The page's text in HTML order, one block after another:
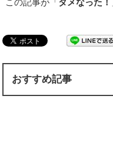
この記事が「 タメなった！
おすすめ記事